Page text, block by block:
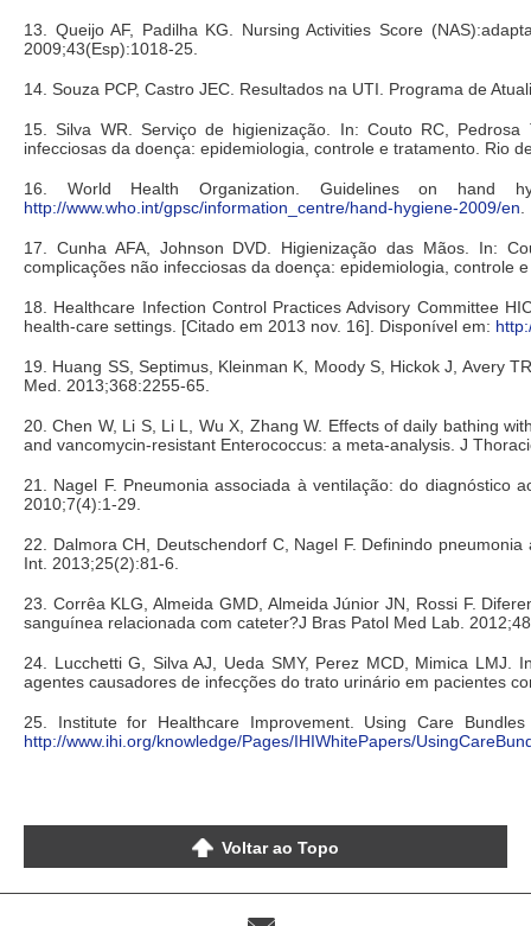
13. Queijo AF, Padilha KG. Nursing Activities Score
2009;43(Esp):1018-25.
14. Souza PCP, Castro JEC. Resultados na UTI. Programa de
15. Silva WR. Serviço de higienização. In: Couto RC,
infecciosas da doença: epidemiologia, controle e tratamento. Rio
16. World Health Organization. Guidelines on
http://www.who.int/gpsc/information_centre/hand-hygiene-2009/en
17. Cunha AFA, Johnson DVD. Higienização das Mãos. In:
complicações não infecciosas da doença: epidemiologia, controle
18. Healthcare Infection Control Practices Advisory Committee
health-care settings. [Citado em 2013 nov. 16]. Disponível em:
19. Huang SS, Septimus, Kleinman K, Moody S, Hickok J, Avery
Med. 2013;368:2255-65.
20. Chen W, Li S, Li L, Wu X, Zhang W. Effects of daily bathing
and vancomycin-resistant Enterococcus: a meta-analysis. J
21. Nagel F. Pneumonia associada à ventilação: do diagnóstico
2010;7(4):1-29.
22. Dalmora CH, Deutschendorf C, Nagel F. Definindo
Int. 2013;25(2):81-6.
23. Corrêa KLG, Almeida GMD, Almeida Júnior JN, Rossi F.
sanguínea relacionada com cateter?J Bras Patol Med Lab.
24. Lucchetti G, Silva AJ, Ueda SMY, Perez MCD, Mimica
agentes causadores de infecções do trato urinário em pacientes
25. Institute for Healthcare Improvement. Using Care
http://www.ihi.org/knowledge/Pages/IHIWhitePapers/
Voltar ao Topo